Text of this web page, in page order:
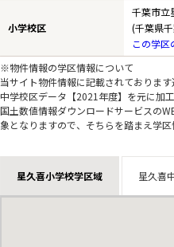
小学校区
千葉市立
(千葉県
この学区
※物件情報の学区情報について
当サイト物件情報に記載されておりま
中学校区データ【2021年度】を元に加
国土数値情報ダウンロードサービスの
象となりますので、そちらを踏まえ学区
星久喜小学校学区域 星久喜